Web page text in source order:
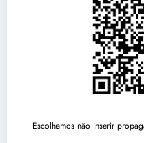
Escolhemos não inserir